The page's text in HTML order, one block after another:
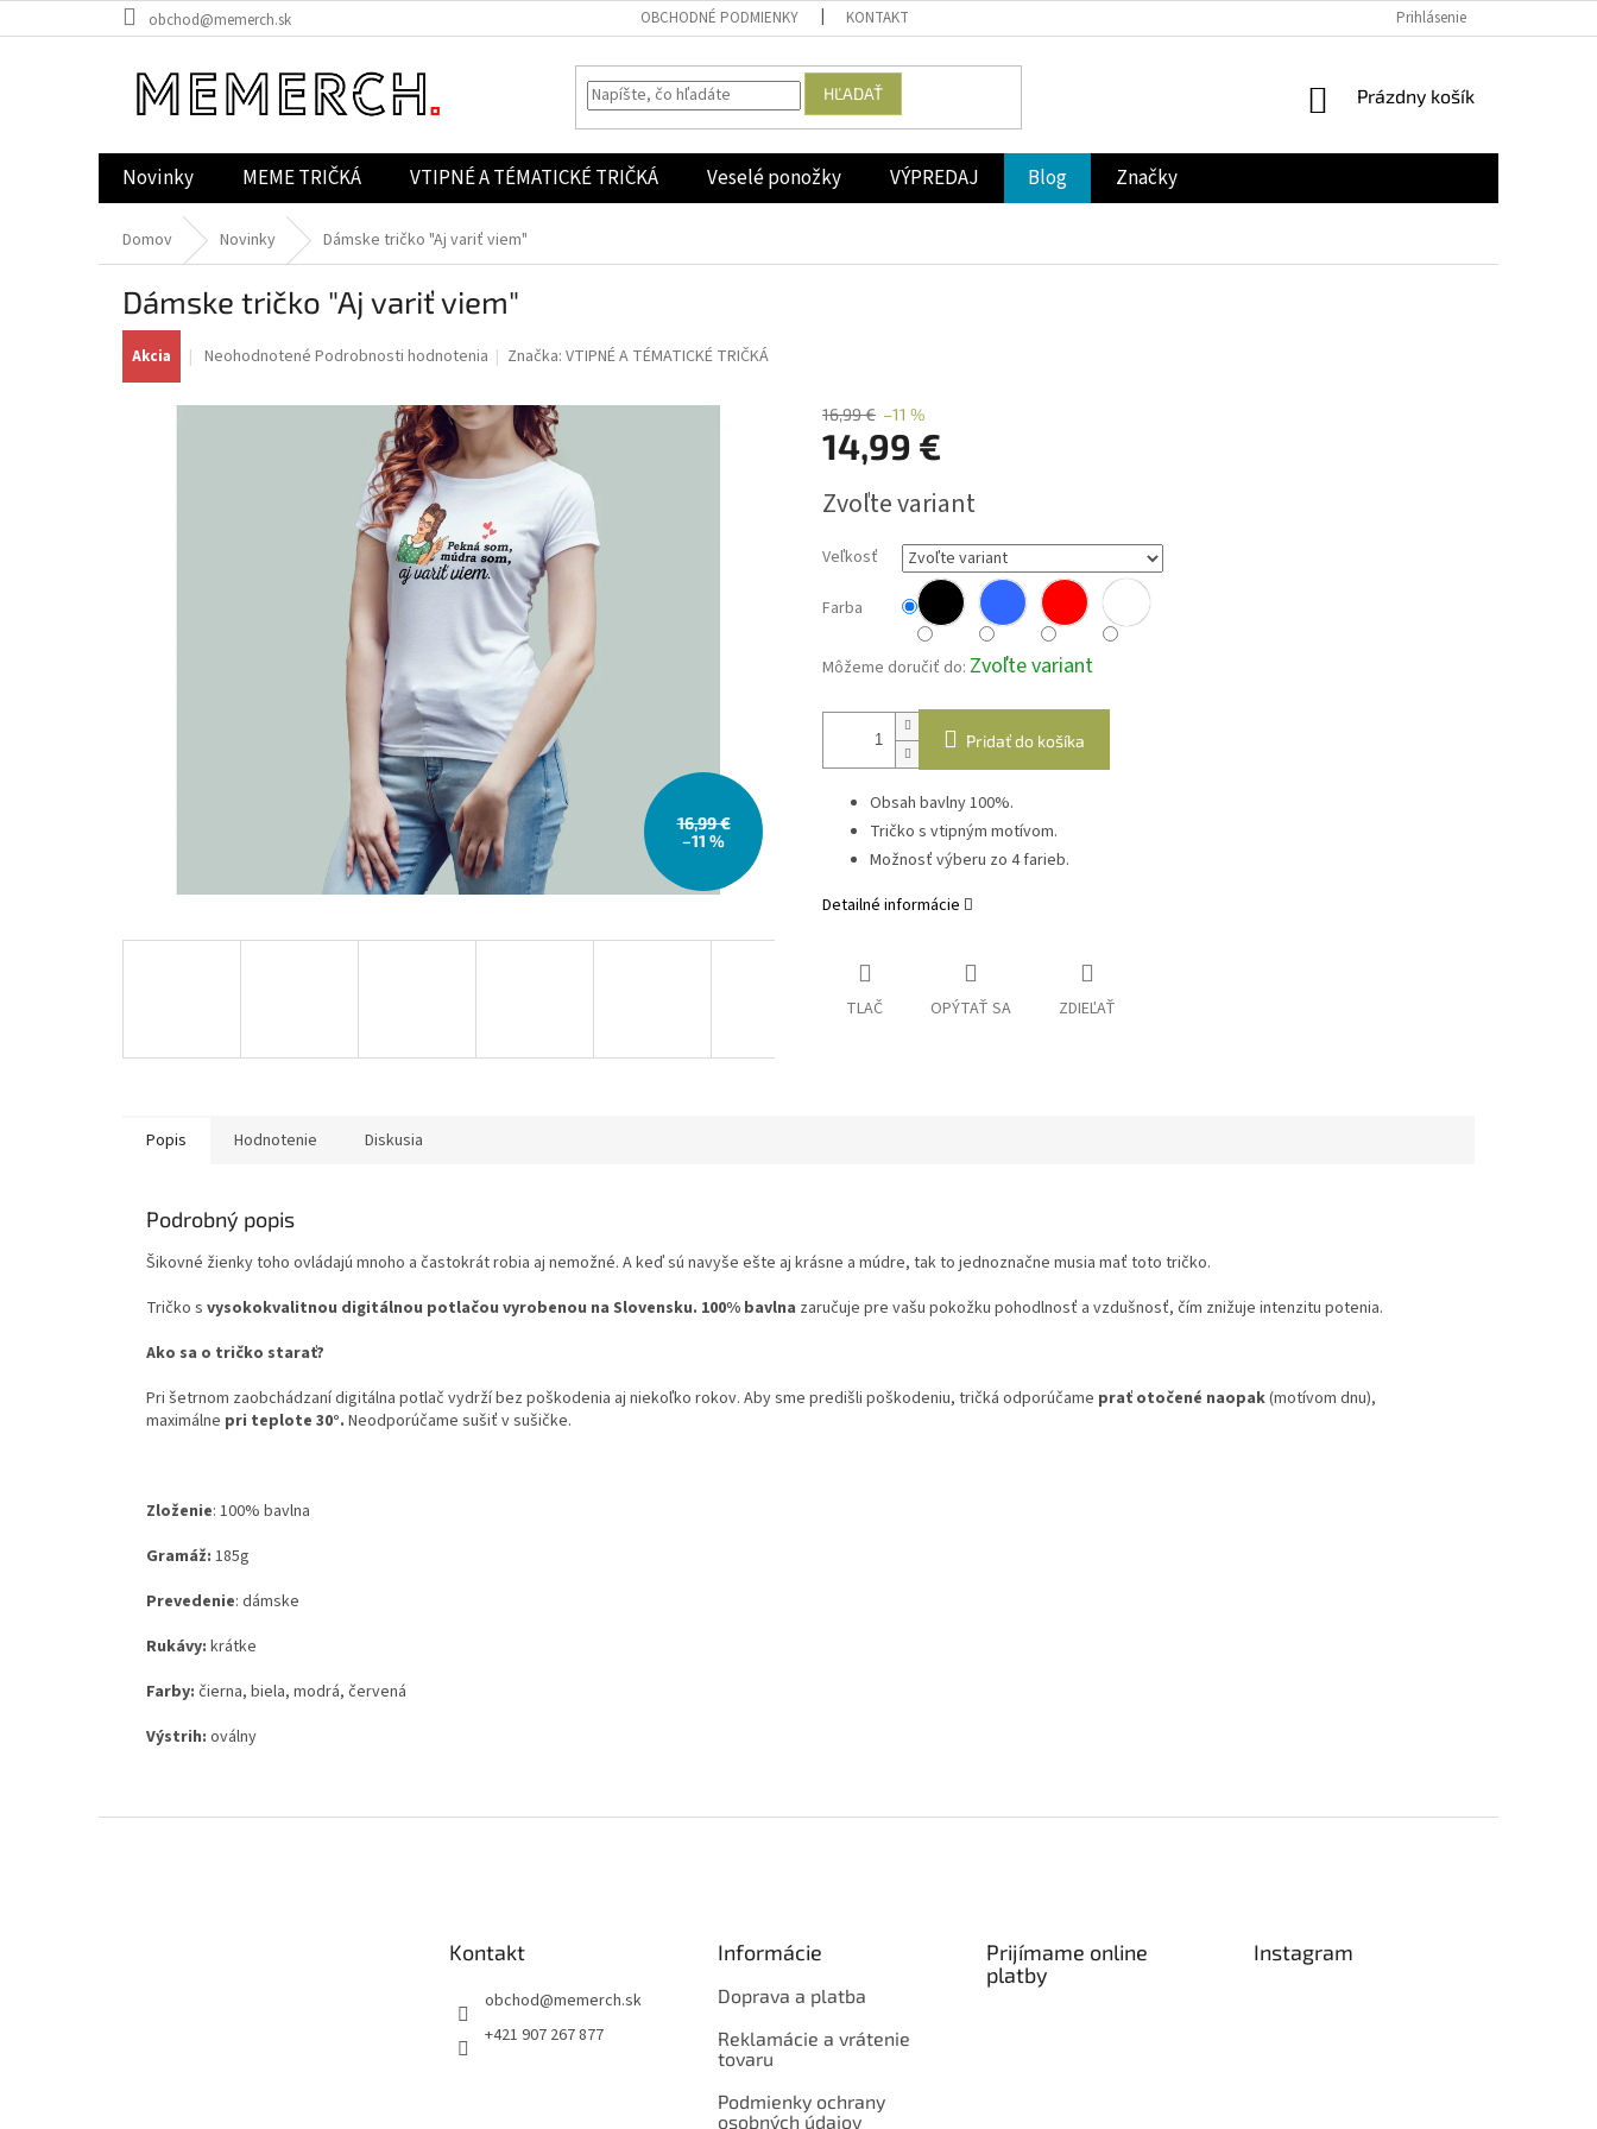
na
obchod@memerch.sk OBCHODNÉ PODMIENKY KONTAKT Prihlásenie
HĽADAŤ
NÁKUPNÝ
Prázdny košík
Novinky MEME TRIČKÁ VTIPNÉ A TÉMATICKÉ TRIČKÁ Veselé ponožky VÝPREDAJ Blog Značky
Domov Novinky Dámske tričko "Aj variť viem"
Dámske tričko "Aj variť viem"
Akcia
Priemerné
produktu
Neohodnotené Podrobnosti hodnotenia Značka:VTIPNÉ A TÉMATICKÉ TRIČKÁ
16,99 €
–11 %
16,99 € –11 %
14,99 €
cena:
Zvoľte variant
Veľkosť
Farba
Môžeme doručiť do: Zvoľte variant
Pridať do košíka
Obsah bavlny 100%.
Tričko s vtipným motívom.
Možnosť výberu zo 4 farieb.
Detailné informácie
TLAČ OPÝTAŤ SA ZDIEĽAŤ
Popis Hodnotenie Diskusia
Podrobný popis
Šikovné žienky toho ovládajú mnoho a častokrát robia aj nemožné. A keď sú navyše ešte aj krásne a múdre, tak to jednoznačne musia mať toto tričko.
Tričko s vysokokvalitnou digitálnou potlačou vyrobenou na Slovensku. 100% bavlna zaručuje pre vašu pokožku pohodlnosť a vzdušnosť, čím znižuje intenzitu potenia.
Ako sa o tričko starať?
Pri šetrnom zaobchádzaní digitálna potlač vydrží bez poškodenia aj niekoľko rokov. Aby sme predišli poškodeniu, tričká odporúčame prať otočené naopak(motívom dnu),
maximálne pri teplote 30°. Neodporúčame sušiť v sušičke.
Zloženie: 100% bavlna
Gramáž: 185g
Prevedenie: dámske
Rukávy: krátke
Farby: čierna, biela, modrá, červená
Výstrih: oválny
Kontakt
obchod@memerch.sk
+421 907 267 877
Informácie
Doprava a platba
Reklamácie a vrátenie
tovaru
Podmienky ochrany
osobných údajov
Prijímame online
platby
Instagram